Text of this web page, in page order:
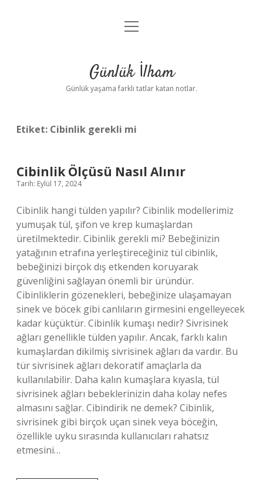
Anasayfa
Yasal Uyarı
menüyü
Günlük İlham
Günlük yaşama farklı tatlar katan notlar.
Etiket: Cibinlik gerekli mi
Cibinlik Ölçüsü Nasıl Alınır
Tarih: Eylül 17, 2024
Cibinlik hangi tülden yapılır? Cibinlik modellerimiz
yumuşak tül, şifon ve krep kumaşlardan
üretilmektedir. Cibinlik gerekli mi? Bebeğinizin
yatağının etrafına yerleştireceğiniz tül cibinlik,
bebeğinizi birçok dış etkenden koruyarak
güvenliğini sağlayan önemli bir üründür.
Cibinliklerin gözenekleri, bebeğinize ulaşamayan
sinek ve böcek gibi canlıların girmesini engelleyecek
kadar küçüktür. Cibinlik kumaşı nedir? Sivrisinek
ağları genellikle tülden yapılır. Ancak, farklı kalın
kumaşlardan dikilmiş sivrisinek ağları da vardır. Bu
tür sivrisinek ağları dekoratif amaçlarla da
kullanılabilir. Daha kalın kumaşlara kıyasla, tül
sivrisinek ağları bebeklerinizin daha kolay nefes
almasını sağlar. Cibindirik ne demek? Cibinlik,
sivrisinek gibi birçok uçan sinek veya böceğin,
özellikle uyku sırasında kullanıcıları rahatsız
etmesini…